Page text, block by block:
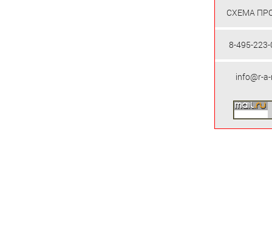
СХЕМА
8-495-
info@r-